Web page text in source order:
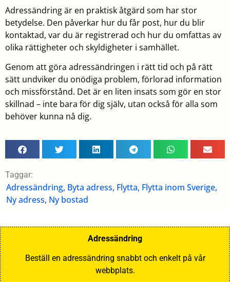
Adressändring är en praktisk åtgärd som har stor
betydelse. Den påverkar hur du får post, hur du blir
kontaktad, var du är registrerad och hur du omfattas av
olika rättigheter och skyldigheter i samhället.
Genom att göra adressändringen i rätt tid och på rätt
sätt undviker du onödiga problem, förlorad information
och missförstånd. Det är en liten insats som gör en stor
skillnad – inte bara för dig själv, utan också för alla som
behöver kunna nå dig.
Taggar:
Adressändring, Byta adress, Flytta, Flytta inom Sverige,
Ny adress, Ny bostad
Adressändring
Beställ en adressändring snabbt och enkelt på vår
webbplats.